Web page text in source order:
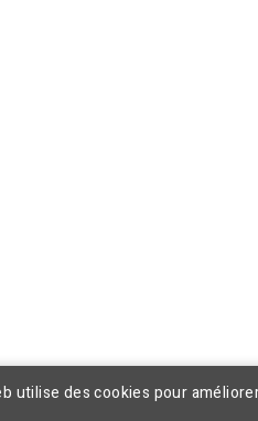
utilise des cookies pour